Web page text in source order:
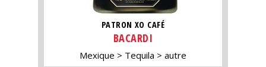
PATRON XO CAFÉ
BACARDI
Mexique Tequila autre